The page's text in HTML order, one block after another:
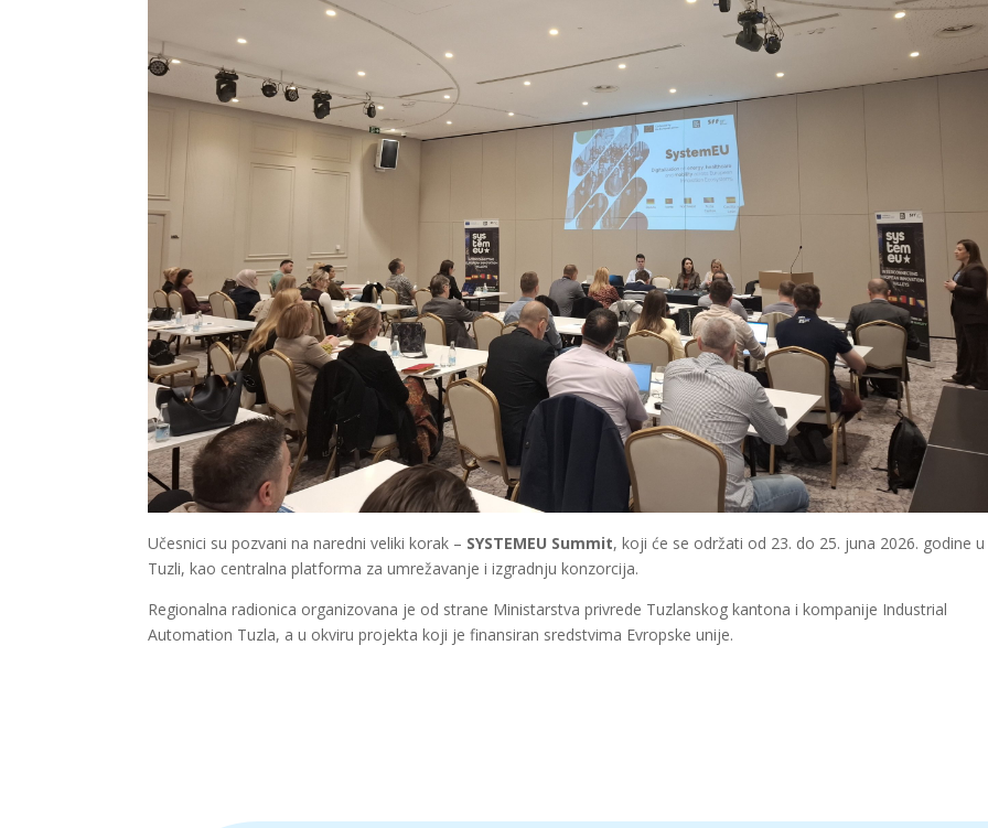
Učesnici su pozvani na naredni veliki korak – SYSTEMEU Summit, koji će se održati od 23. do 25. juna 2026. godine u
Tuzli, kao centralna platforma za umrežavanje i izgradnju konzorcija.
Regionalna radionica organizovana je od strane Ministarstva privrede Tuzlanskog kantona i kompanije Industrial
Automation Tuzla, a u okviru projekta koji je finansiran sredstvima Evropske unije.